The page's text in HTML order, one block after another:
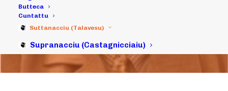
Butteca
Cuntattu
Suttanacciu (Talavesu)
Supranacciu (Castagnicciaiu)
02/10/2019